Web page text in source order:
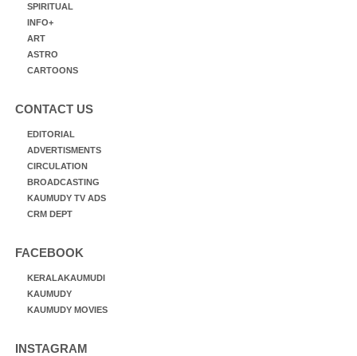
SPIRITUAL
INFO+
ART
ASTRO
CARTOONS
CONTACT US
EDITORIAL
ADVERTISMENTS
CIRCULATION
BROADCASTING
KAUMUDY TV ADS
CRM DEPT
FACEBOOK
KERALAKAUMUDI
KAUMUDY
KAUMUDY MOVIES
INSTAGRAM